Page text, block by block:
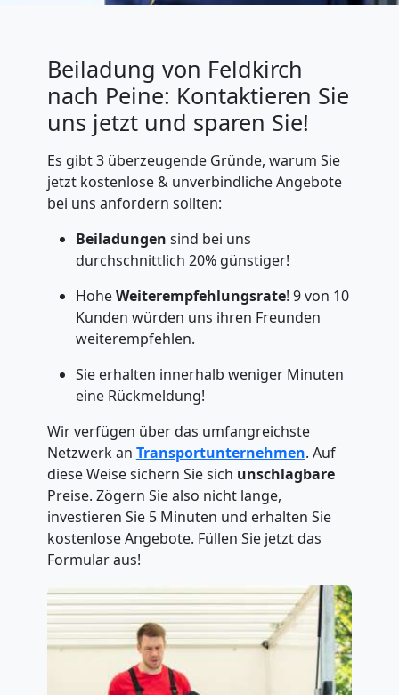
Beiladung von Feldkirch
nach Peine: Kontaktieren Sie
uns jetzt und sparen Sie!
Es gibt 3 überzeugende Gründe, warum Sie
jetzt kostenlose & unverbindliche Angebote
bei uns anfordern sollten:
Beiladungen sind bei uns
durchschnittlich 20% günstiger!
HoheWeiterempfehlungsrate! 9 von 10
Kunden würden uns ihren Freunden
weiterempfehlen.
Sie erhalten innerhalb weniger Minuten
eine Rückmeldung!
Wir verfügen über das umfangreichste
Netzwerk an Transportunternehmen. Auf
diese Weise sichern Sie sich unschlagbare
Preise. Zögern Sie also nicht lange,
investieren Sie 5 Minuten und erhalten Sie
kostenlose Angebote. Füllen Sie jetzt das
Formular aus!